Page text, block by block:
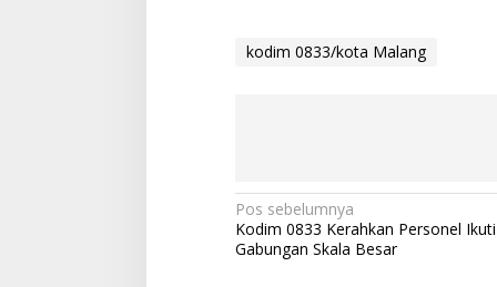
kodim 0833/kota Malang
N
a
Pos sebelumnya
Kodim 0833 Kerahkan Personel
Gabungan Skala Besar